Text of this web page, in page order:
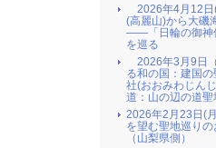
2026年4月12日
(高麗山)から大磯
――「日輪の御神
を巡る
2026年3月9日
る和の国：建国
社(おおみわじん
道：山の辺の道聖
2026年2月23日(
を望む聖地巡り
（山梨県側）